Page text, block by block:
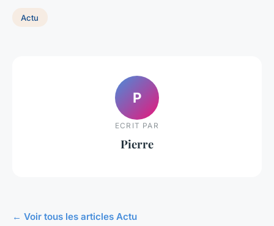
Actu
P
ECRIT PAR
Pierre
← Voir tous les articles Actu